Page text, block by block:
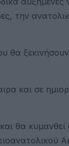
την
θα
και σε
θα